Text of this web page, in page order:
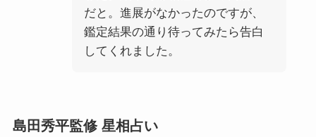
だと。進展がなかったのですが、
鑑定結果の通り待ってみたら告白
してくれました。
島田秀平監修 星相占い